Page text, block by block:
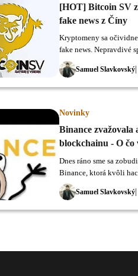
[HOT] Bitcoin SV
fake news z Číny
Samuel Slavkovský
Kryptomeny sa
fake news. Nepravdivé
Bitcoin SV na burzu
výšky.
Novinky
Binance
blockchainu - O čo
Samuel Slavkovský
Dnes ráno sme sa
Binance, ktorá kvôli
miliónov dolárov.